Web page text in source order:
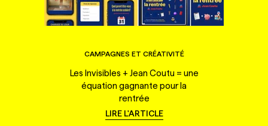
CAMPAGNES ET CRÉATIVITÉ
Les Invisibles + Jean Coutu = une
équation gagnante pour la
rentrée
LIRE L'ARTICLE